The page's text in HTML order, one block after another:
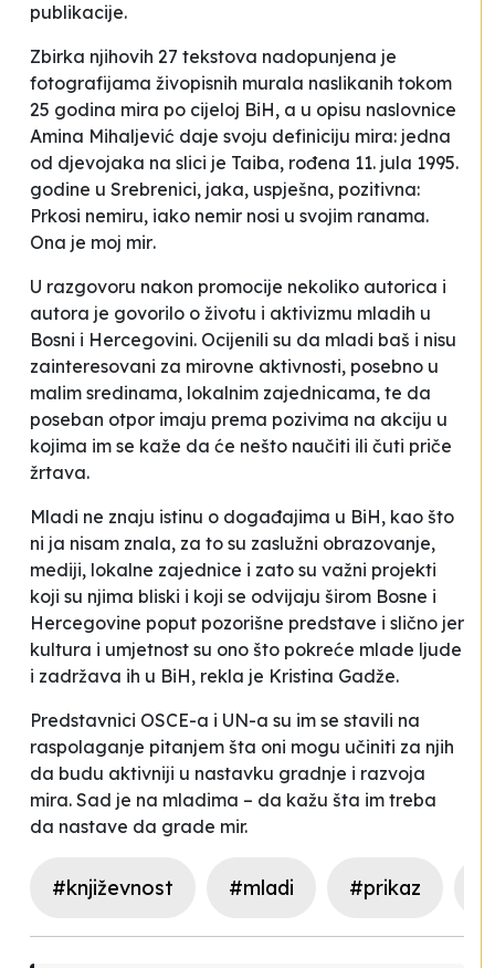
publikacije.
Zbirka njihovih 27 tekstova nadopunjena je
fotografijama živopisnih murala naslikanih tokom
25 godina mira po cijeloj BiH, a u opisu naslovnice
Amina Mihaljević daje svoju definiciju mira: jedna
od djevojaka na slici je Taiba, rođena 11. jula 1995.
godine u Srebrenici, jaka, uspješna, pozitivna:
Prkosi nemiru, iako nemir nosi u svojim ranama.
Ona je moj mir.
U razgovoru nakon promocije nekoliko autorica i
autora je govorilo o životu i aktivizmu mladih u
Bosni i Hercegovini. Ocijenili su da mladi baš i nisu
zainteresovani za mirovne aktivnosti, posebno u
malim sredinama, lokalnim zajednicama, te da
poseban otpor imaju prema pozivima na akciju u
kojima im se kaže da će nešto naučiti ili čuti priče
žrtava.
Mladi ne znaju istinu o događajima u BiH, kao što
ni ja nisam znala, za to su zaslužni obrazovanje,
mediji, lokalne zajednice i zato su važni projekti
koji su njima bliski i koji se odvijaju širom Bosne i
Hercegovine poput pozorišne predstave i slično jer
kultura i umjetnost su ono što pokreće mlade ljude
i zadržava ih u BiH, rekla je Kristina Gadže.
Predstavnici OSCE-a i UN-a su im se stavili na
raspolaganje pitanjem šta oni mogu učiniti za njih
da budu aktivniji u nastavku gradnje i razvoja
mira. Sad je na mladima – da kažu šta im treba
da nastave da grade mir.
#književnost #mladi #prikaz